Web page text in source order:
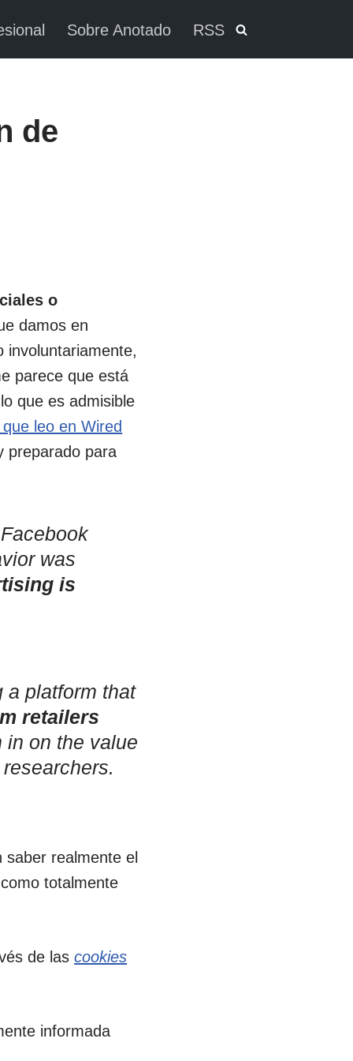
Sobre Anotado RSS
de
o
damos en
involuntariamente,
parece que está
que es admisible
leo en Wired
preparado para
was
is
a platform that
retailers
in on the value
realmente el
totalmente
de lascookies
informada